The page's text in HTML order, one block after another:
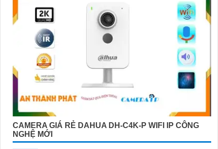
CAMERA GIÁ RẺ DAHUA DH-C4K-P WIFI IP CÔNG
NGHỆ MỚI